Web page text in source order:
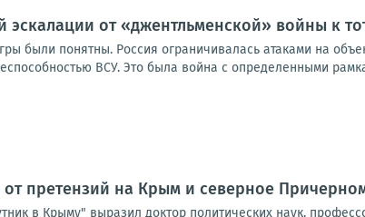
эскалации от «джентльменской» войны к
были понятны. Россия ограничивалась атаками на
ВСУ. Это была война с определенными
от претензий на Крым и северное
в Крыму" выразил доктор политических наук,